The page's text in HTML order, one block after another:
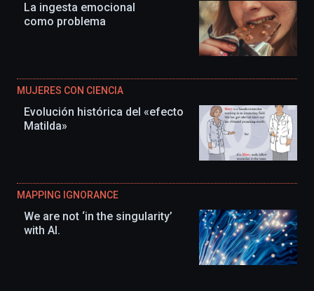
La ingesta emocional
como problema
MUJERES CON CIENCIA
Evolución histórica del «efecto
Matilda»
MAPPING IGNORANCE
We are not ‘in the singularity’
with AI.